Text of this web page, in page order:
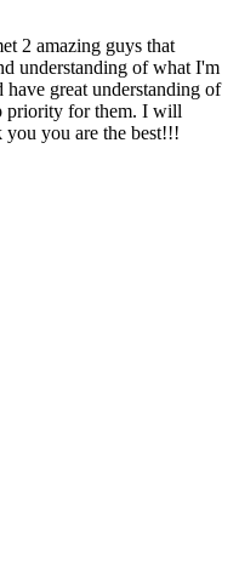
2 amazing guys that
understanding of what I'm
great understanding of
priority for them. I will
you are the best!!!